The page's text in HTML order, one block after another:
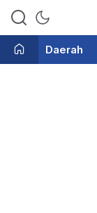
Daerah